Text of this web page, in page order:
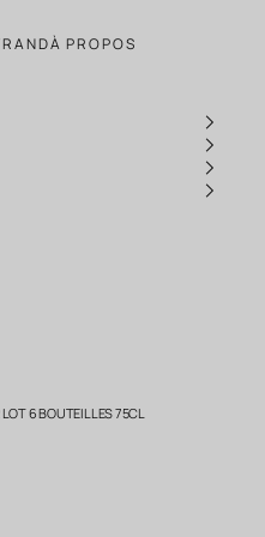
À PROPOS
6 BOUTEILLES 75CL